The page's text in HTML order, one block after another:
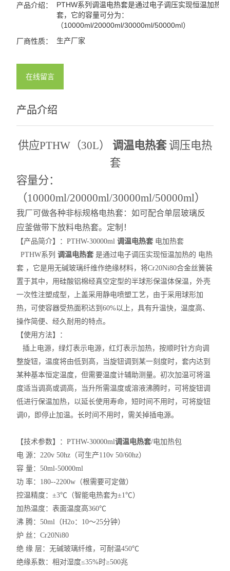
产品介绍：
PTHW系列调温电热套是通过电子调压实现恒温加热
套，它的容量可分为：
（10000ml/20000ml/30000ml/50000ml）
厂商性质： 生产厂家
在线留言
产品介绍
供应PTHW（30L） 调温电热套调压电热
套
容量分：
（10000ml/20000ml/30000ml/50000ml）
我厂可做各种非标规格电热套：如可配合单层玻璃反
应釜做带下放料电热套。定制！
【产品简介】：PTHW-30000ml调温电热套 电加热套
PTHW系列调温电热套 是通过电子调压实现恒温加热的 电热
套 ，它是用无碱玻璃纤维作绝缘材料，将Cr20Ni80合金丝簧装
置于其中，用硅酸铝棉经真空定型的半球形保温体保温，外壳
一次性注塑成型，上盖采用静电喷塑工艺，由于采用球形加
热，可使容器受热面积达到60%以上，具有升温快，温度高、
操作简便、经久耐用的特点。
【使用方法】：
插上电源，绿灯表示电源，红灯表示加热，按顺时针方向调
整旋钮，温度将由低到高，当旋钮调到某一刻度时，套内达到
某种基本恒定温度，但需要温度计辅助测量。初次加温可将温
度适当调高或调高，当升所需温度或溶液沸腾时，可将旋钮调
低进行保温加热，以延长使用寿命，短时间不用时，可将旋钮
调0，即停止加温。长时间不用时，需关掉插电源。
【技术参数】：PTHW-30000ml调温电热套/电加热包
电 源：220v 50hz（可生产110v 50/60hz）
容 量：50ml-50000ml
功 率：180--2200w（根需要可定做）
控温精度：±3℃（智能电热套为±1℃）
加热温度：表面温度高360℃
沸 腾：50ml（H2o：10～25分钟）
炉 丝：Cr20Ni80
绝 缘 层：无碱玻璃纤维，可耐温450℃
绝缘系数：相对湿度≤35%时≥500兆